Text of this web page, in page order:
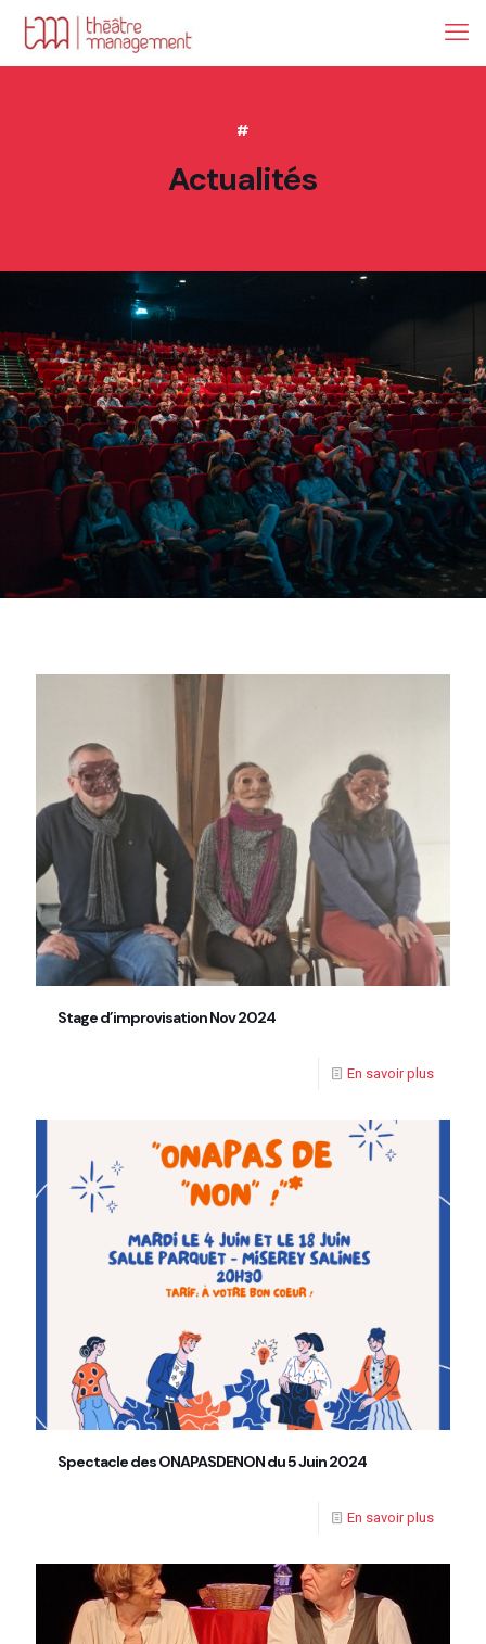
#
Actualités
Stage d’improvisation Nov 2024
En savoir plus
Spectacle des ONAPASDENON du 5 Juin 2024
En savoir plus